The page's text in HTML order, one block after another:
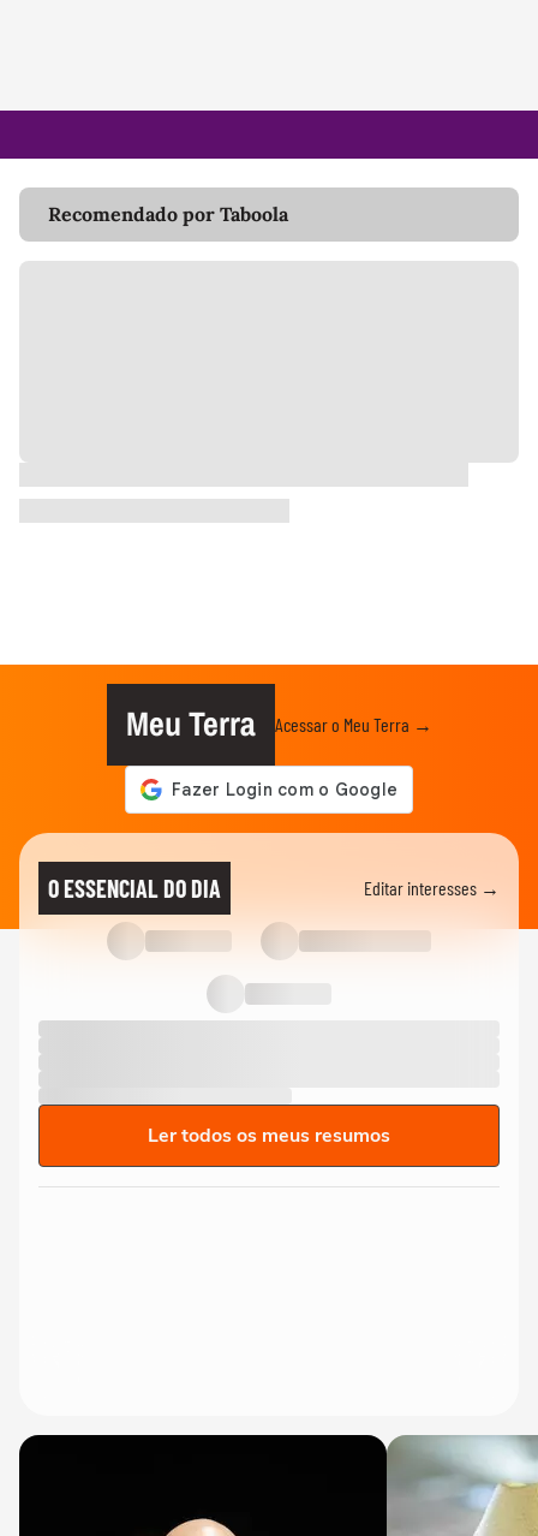
Recomendado por Taboola
Meu Terra Acessar o Meu Terra →
O ESSENCIAL DO DIA Editar interesses →
Ler todos os meus resumos